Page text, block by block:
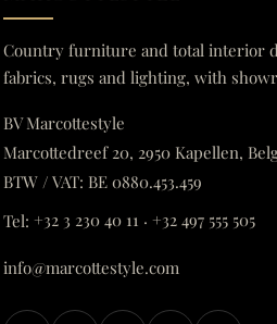
Country furniture and total interior
fabrics, rugs and lighting, with
BV Marcottestyle
Marcottedreef 20, 2950 Kapellen,
BTW / VAT: BE 0880.453.459
Tel: +32 3 230 40 11 · +32 497 555 505
info@marcottestyle.com